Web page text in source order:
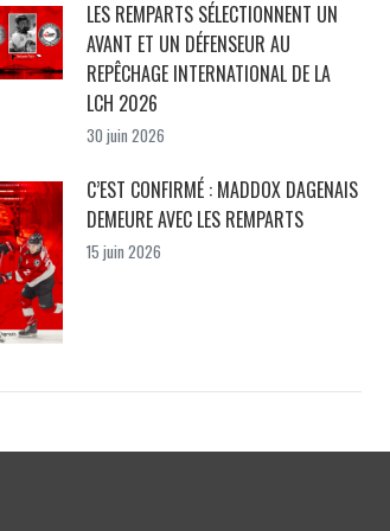
LES REMPARTS SÉLECTIONNENT UN
AVANT ET UN DÉFENSEUR AU
REPÊCHAGE INTERNATIONAL DE LA
LCH 2026
30 juin 2026
C’EST CONFIRMÉ : MADDOX DAGENAIS
DEMEURE AVEC LES REMPARTS
15 juin 2026